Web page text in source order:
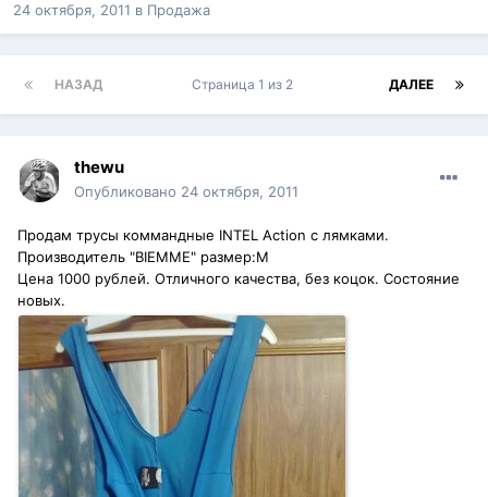
24 октября, 2011 в Продажа
НАЗАД ДАЛЕЕ
Страница 1 из 2
thewu
Опубликовано 24 октября, 2011
Продам трусы коммандные INTEL Action с лямками.
Производитель "BIEMME" размер:М
Цена 1000 рублей. Отличного качества, без коцок. Состояние
новых.